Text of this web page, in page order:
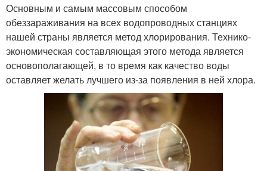
Основным и самым массовым способом
обеззараживания на всех водопроводных станциях
нашей страны является метод хлорирования. Технико-
экономическая составляющая этого метода является
основополагающей, в то время как качество воды
оставляет желать лучшего из-за появления в ней хлора.